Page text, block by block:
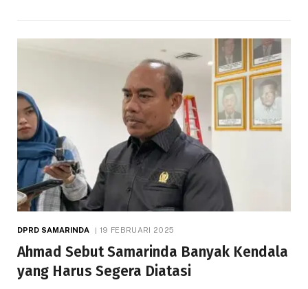
DPRD SAMARINDA 19 FEBRUARI 2025
Ahmad Sebut Samarinda Banyak Kendala
yang Harus Segera Diatasi